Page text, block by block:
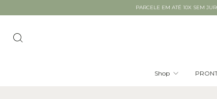
PARCELE EM ATÉ 10X SEM JUROS | FRETE
Shop